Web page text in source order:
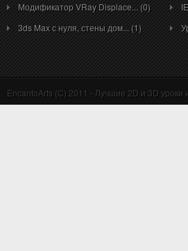
Модификатор VRay Displace... (0)
3ds Max с нуля, стены дом... (1)
EncantoArts (C) 2011 - Лучшие 2D и 3D уроки